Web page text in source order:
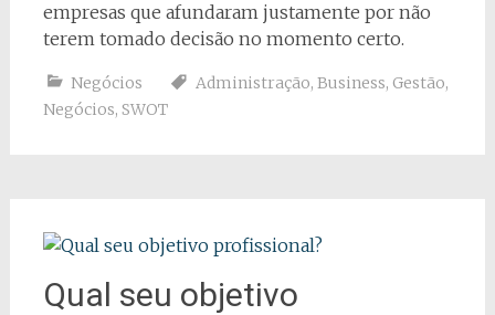
empresas que afundaram justamente por não
terem tomado decisão no momento certo.
Negócios Administração, Business, Gestão,
Negócios, SWOT
Qual seu objetivo